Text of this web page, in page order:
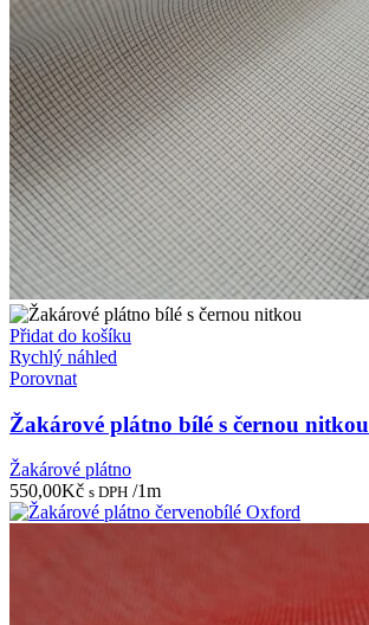
Přidat do košíku
Rychlý náhled
Porovnat
Žakárové plátno bílé s černou nitkou
Žakárové plátno
550,00Kč s DPH /1m